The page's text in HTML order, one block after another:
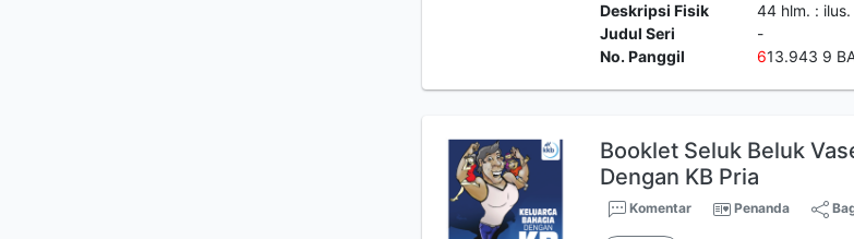
Deskripsi Fisik
44 hlm. : ilus.
Judul Seri
-
No. Panggil
613.943 9
Booklet Seluk Beluk
Dengan KB Pria
Komentar Penanda